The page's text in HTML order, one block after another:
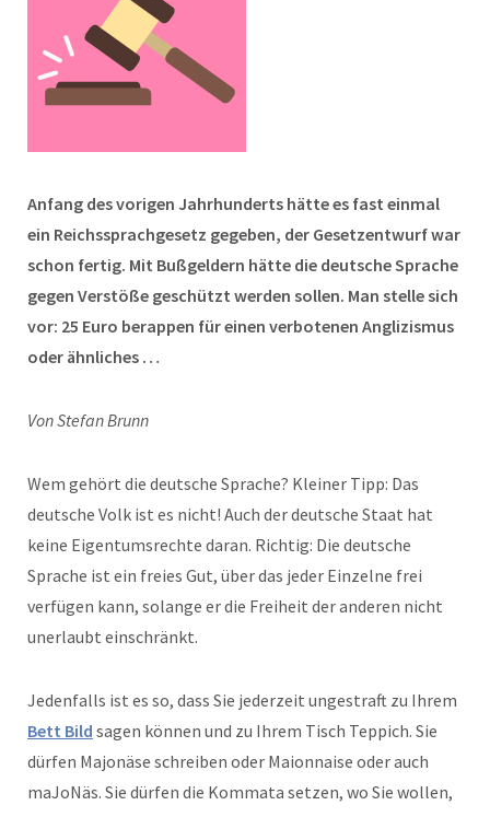
Anfang des vorigen Jahrhunderts hätte es fast einmal
ein Reichssprachgesetz gegeben, der Gesetzentwurf war
schon fertig. Mit Bußgeldern hätte die deutsche Sprache
gegen Verstöße geschützt werden sollen. Man stelle sich
vor: 25 Euro berappen für einen verbotenen Anglizismus
oder ähnliches …
Von Stefan Brunn
Wem gehört die deutsche Sprache? Kleiner Tipp: Das
deutsche Volk ist es nicht! Auch der deutsche Staat hat
keine Eigentumsrechte daran. Richtig: Die deutsche
Sprache ist ein freies Gut, über das jeder Einzelne frei
verfügen kann, solange er die Freiheit der anderen nicht
unerlaubt einschränkt.
Jedenfalls ist es so, dass Sie jederzeit ungestraft zu Ihrem
Bett Bild sagen können und zu Ihrem Tisch Teppich. Sie
dürfen Majonäse schreiben oder Maionnaise oder auch
maJoNäs. Sie dürfen die Kommata setzen, wo Sie wollen,